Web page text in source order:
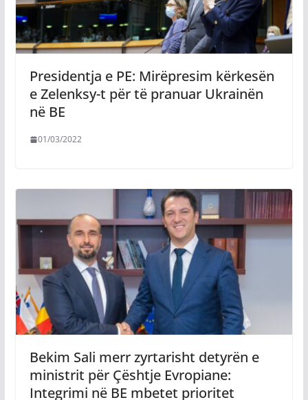
Presidentja e PE: Mirëpresim kërkesën
e Zelenksy-t për të pranuar Ukrainën
në BE
01/03/2022
Bekim Sali merr zyrtarisht detyrën e
ministrit për Çështje Evropiane:
Integrimi në BE mbetet prioritet